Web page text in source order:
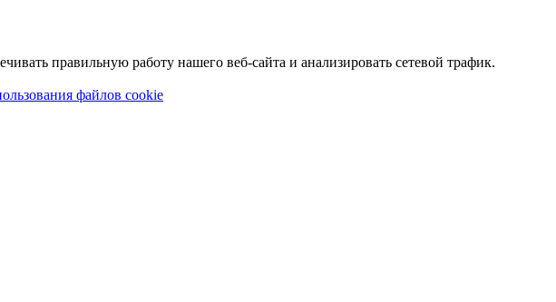
правильную работу нашего веб-сайта и анализировать сетевой трафик.
файлов cookie